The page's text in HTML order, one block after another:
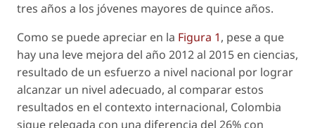
tres años a los jóvenes mayores de quince años.
Como se puede apreciar en la Figura 1, pese a que
hay una leve mejora del año 2012 al 2015 en ciencias,
resultado de un esfuerzo a nivel nacional por lograr
alcanzar un nivel adecuado, al comparar estos
resultados en el contexto internacional, Colombia
sigue relegada con una diferencia del 26% con